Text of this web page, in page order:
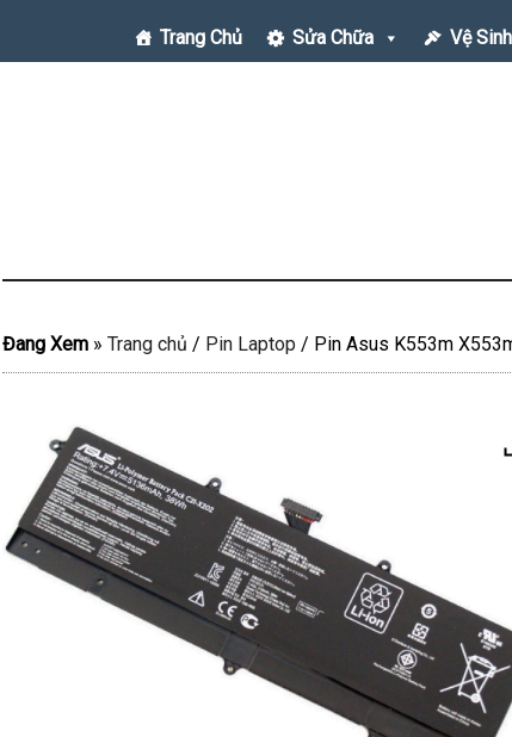
Trang Chủ Sửa Chữa Vệ
Đang Xem » Trang chủ / Pin Laptop / Pin Asus K553m